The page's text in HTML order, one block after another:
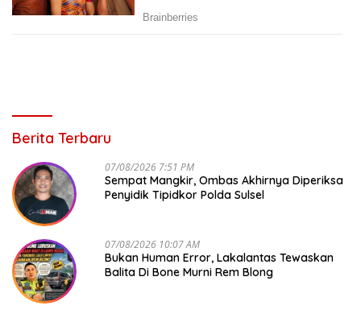
Berita Terbaru
07/08/2026 7:51 PM
Sempat Mangkir, Ombas Akhirnya Diperiksa
Penyidik Tipidkor Polda Sulsel
07/08/2026 10:07 AM
Bukan Human Error, Lakalantas Tewaskan
Balita Di Bone Murni Rem Blong